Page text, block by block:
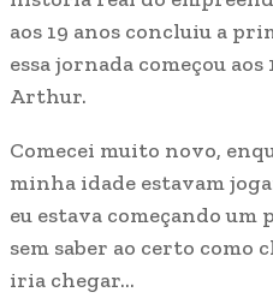
aos 19 anos concluiu a
essa jornada começou
Arthur.
Comecei muito novo,
minha idade estavam
eu estava começando um
sem saber ao certo como
iria chegar…